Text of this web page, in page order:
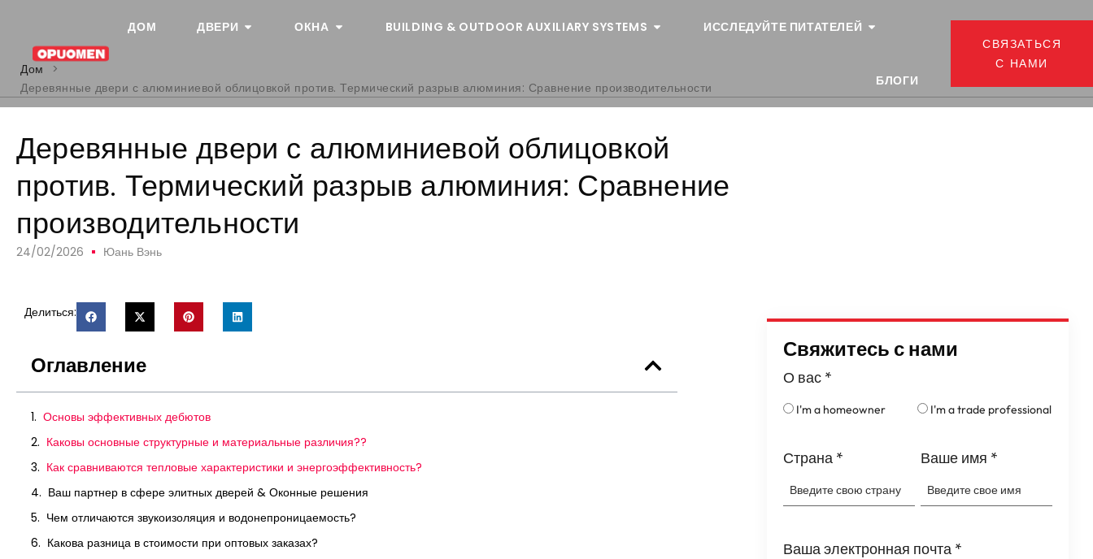
ДОМ ДВЕРИ ОКНА BUILDING & OUTDOOR AUXILIARY SYSTEMS ИССЛЕДУЙТЕ ПИТАТЕЛЕЙ
БЛОГИ
СВЯЗАТЬСЯ
С НАМИ
Дом
>
Деревянные двери с алюминиевой облицовкой против. Термический разрыв алюминия: Сравнение производительности
Деревянные двери с алюминиевой облицовкой
против. Термический разрыв алюминия: Сравнение
производительности
24/02/2026 Юань Вэнь
Делиться:
Оглавление
Основы эффективных дебютов
Каковы основные структурные и материальные различия??
Как сравниваются тепловые характеристики и энергоэффективность?
Ваш партнер в сфере элитных дверей & Оконные решения
Чем отличаются звукоизоляция и водонепроницаемость?
Какова разница в стоимости при оптовых заказах?
Свяжитесь с нами
О вас *
I'm a homeowner I'm a trade professional
Страна * Ваше имя *
Ваша электронная почта *